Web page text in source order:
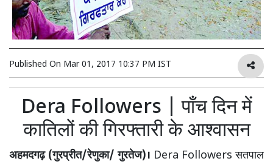
Published On Mar 01, 2017 10:37 PM IST
Dera Followers | पाँच दिन में
कातिलों की गिरफ्तारी के आश्वासन
अहमदगढ़ (गुरप्रीत/रेणुका/ गुरतेज)। Dera Followers सतपाल